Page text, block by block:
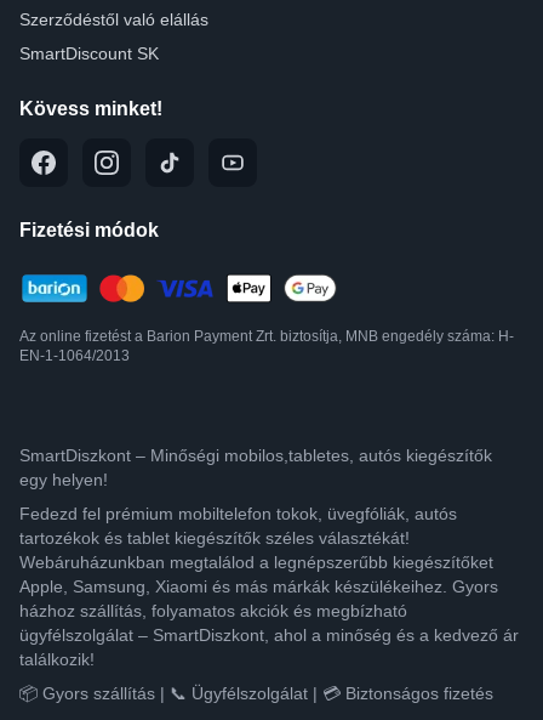
Szerződéstől való elállás
SmartDiscount SK
Kövess minket!
Fizetési módok
Az online fizetést a Barion Payment Zrt. biztosítja, MNB engedély száma: H-
EN-1-1064/2013
SmartDiszkont – Minőségi mobilos,tabletes, autós kiegészítők
egy helyen!
Fedezd fel prémium mobiltelefon tokok, üvegfóliák, autós
tartozékok és tablet kiegészítők széles választékát!
Webáruházunkban megtalálod a legnépszerűbb kiegészítőket
Apple, Samsung, Xiaomi és más márkák készülékeihez. Gyors
házhoz szállítás, folyamatos akciók és megbízható
ügyfélszolgálat – SmartDiszkont, ahol a minőség és a kedvező ár
találkozik!
📦 Gyors szállítás | 📞 Ügyfélszolgálat | 💳 Biztonságos fizetés